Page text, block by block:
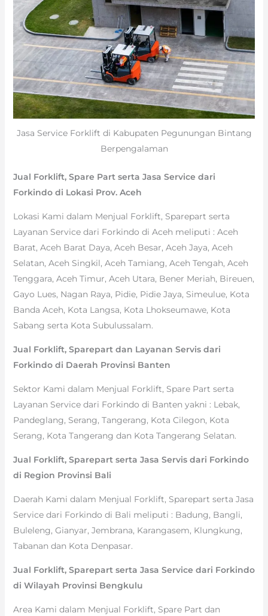
Jasa Service Forklift di Kabupaten Pegunungan Bintang
Berpengalaman
Jual Forklift, Spare Part serta Jasa Service dari
Forkindo di Lokasi Prov. Aceh
Lokasi Kami dalam Menjual Forklift, Sparepart serta
Layanan Service dari Forkindo di Aceh meliputi : Aceh
Barat, Aceh Barat Daya, Aceh Besar, Aceh Jaya, Aceh
Selatan, Aceh Singkil, Aceh Tamiang, Aceh Tengah, Aceh
Tenggara, Aceh Timur, Aceh Utara, Bener Meriah, Bireuen,
Gayo Lues, Nagan Raya, Pidie, Pidie Jaya, Simeulue, Kota
Banda Aceh, Kota Langsa, Kota Lhokseumawe, Kota
Sabang serta Kota Subulussalam.
Jual Forklift, Sparepart dan Layanan Servis dari
Forkindo di Daerah Provinsi Banten
Sektor Kami dalam Menjual Forklift, Spare Part serta
Layanan Service dari Forkindo di Banten yakni : Lebak,
Pandeglang, Serang, Tangerang, Kota Cilegon, Kota
Serang, Kota Tangerang dan Kota Tangerang Selatan.
Jual Forklift, Sparepart serta Jasa Servis dari Forkindo
di Region Provinsi Bali
Daerah Kami dalam Menjual Forklift, Sparepart serta Jasa
Service dari Forkindo di Bali meliputi : Badung, Bangli,
Buleleng, Gianyar, Jembrana, Karangasem, Klungkung,
Tabanan dan Kota Denpasar.
Jual Forklift, Sparepart serta Jasa Service dari Forkindo
di Wilayah Provinsi Bengkulu
Area Kami dalam Menjual Forklift, Spare Part dan